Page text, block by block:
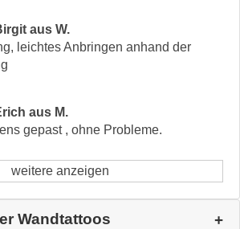
aus W.
leichtes Anbringen anhand der
aus M.
gepast , ohne Probleme.
weitere anzeigen
Wandtattoos